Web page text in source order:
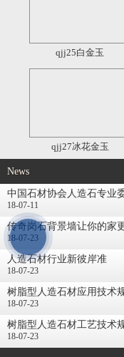
qjj25白金玉
qjj27冰花金玉
News
中国石材协会人造石专业
18-07-11
传奇岗石背景墙让你的家
18-07-23
人造石材行业新彼岸准
18-07-23
树脂型人造石材应用技术
18-07-23
树脂型人造石材工艺技术
18-07-23